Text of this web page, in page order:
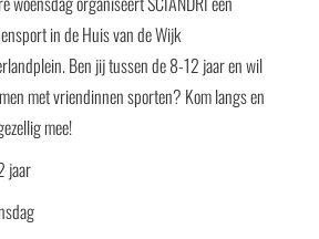
in de Huis van de Wijk
Ben jij tussen de 8-12 jaar en wil
met vriendinnen sporten? Kom langs en
mee!
jaar